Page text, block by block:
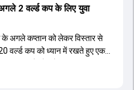
2 वर्ल्ड कप के लिए युवा
के अगले कप्तान को लेकर विस्तार से
वर्ल्ड कप को ध्यान में रखते हुए एक
कर रहा है जो लंबे समय तक टीम का
टीम को टेस्ट और वनडे टीम से